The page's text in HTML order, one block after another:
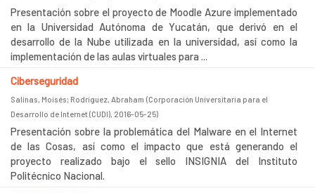
Presentación sobre el proyecto de Moodle Azure implementado
en la Universidad Autónoma de Yucatán, que derivó en el
desarrollo de la Nube utilizada en la universidad, así como la
implementación de las aulas virtuales para ...
Ciberseguridad
Salinas, Moisés; Rodríguez, Abraham (Corporación Universitaria para el
Desarrollo de Internet (CUDI), 2016-05-25)
Presentación sobre la problemática del Malware en el Internet
de las Cosas, así como el impacto que está generando el
proyecto realizado bajo el sello INSIGNIA del Instituto
Politécnico Nacional.